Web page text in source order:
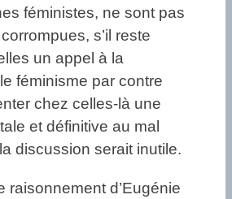
féministes, ne sont pas
s’il reste
un appel à la
féminisme par contre
chez celles-là une
et définitive au mal
discussion serait inutile.
raisonnement d’Eugénie